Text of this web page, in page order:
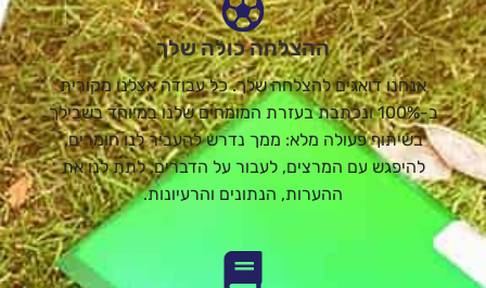
ההצלחה כולה שלך
אנחנו דואגים להצלחה שלך. כל עבודה אצלנו מקורית
ב-100% ונכתבת בעזרת המומחים שלנו במיוחד בשבילך
בשיתוף פעולה מלא: ממך נדרש להעביר לנו חומרים,
להיפגש עם המרצים, לעבור על הדברים, לתת לנו את
ההערות, הנתונים והרעיונות.